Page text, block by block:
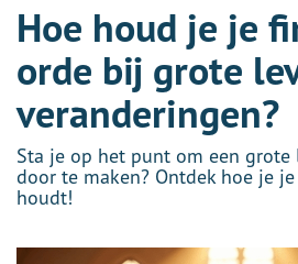
Hoe houd je je
orde bij grote
veranderingen?
Sta je op het punt om een grote
door te maken? Ontdek hoe je
houdt!